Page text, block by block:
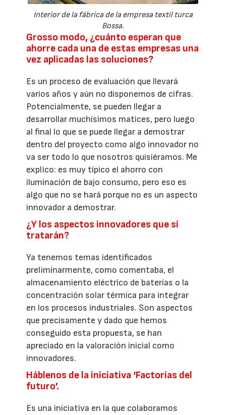
Interior de la fábrica de la empresa textil turca
Bossa.
Grosso modo, ¿cuánto esperan que
ahorre cada una de estas empresas una
vez aplicadas las soluciones?
Es un proceso de evaluación que llevará
varios años y aún no disponemos de cifras.
Potencialmente, se pueden llegar a
desarrollar muchísimos matices, pero luego
al final lo que se puede llegar a demostrar
dentro del proyecto como algo innovador no
va ser todo lo que nosotros quisiéramos. Me
explico: es muy típico el ahorro con
iluminación de bajo consumo, pero eso es
algo que no se hará porque no es un aspecto
innovador a demostrar.
¿Y los aspectos innovadores que sí
tratarán?
Ya tenemos temas identificados
preliminarmente, como comentaba, el
almacenamiento eléctrico de baterías o la
concentración solar térmica para integrar
en los procesos industriales. Son aspectos
que precisamente y dado que hemos
conseguido esta propuesta, se han
apreciado en la valoración inicial como
innovadores.
Háblenos de la iniciativa ‘Factorías del
futuro’.
Es una iniciativa en la que colaboramos